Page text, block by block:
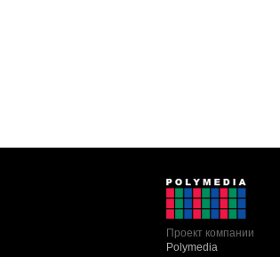
Проект компании
Polymedia